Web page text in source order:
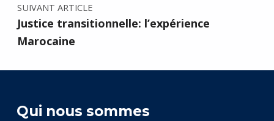
SUIVANT ARTICLE
Justice transitionnelle: l’expérience
Marocaine
Qui nous sommes